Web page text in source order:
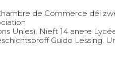
de Commerce déi
Unies). Nieft 14 anere
Guido Lessing.